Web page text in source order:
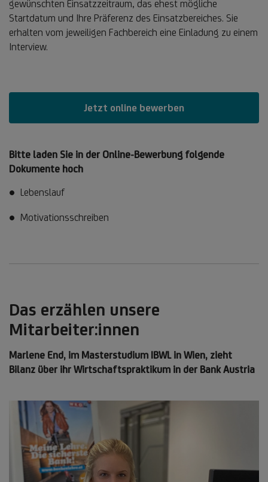
gewünschten Einsatzzeitraum, das ehest mögliche
Startdatum und Ihre Präferenz des Einsatzbereiches. Sie
erhalten vom jeweiligen Fachbereich eine Einladung zu einem
Interview.
Jetzt online bewerben
Bitte laden Sie in der Online-Bewerbung folgende
Dokumente hoch
Lebenslauf
Motivationsschreiben
Das erzählen unsere
Mitarbeiter:innen
Marlene End, im Masterstudium IBWL in Wien, zieht
Bilanz über ihr Wirtschaftspraktikum in der Bank Austria